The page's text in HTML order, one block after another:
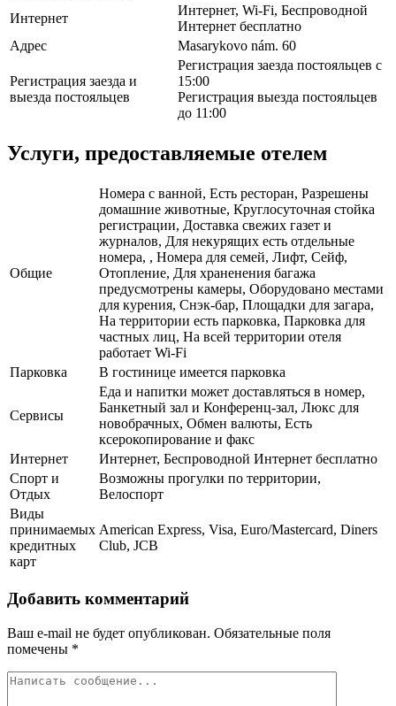
Интернет
Интернет, Wi-Fi, Беспроводной
Интернет бесплатно
Адрес
Masarykovo nám. 60
Регистрация заезда и
выезда постояльцев
Регистрация заезда постояльцев с
15:00
Регистрация выезда постояльцев
до 11:00
Услуги, предоставляемые отелем
Общие
Номера с ванной, Есть ресторан, Разрешены
домашние животные, Круглосуточная стойка
регистрации, Доставка свежих газет и
журналов, Для некурящих есть отдельные
номера, , Номера для семей, Лифт, Сейф,
Отопление, Для храненения багажа
предусмотрены камеры, Оборудовано местами
для курения, Снэк-бар, Площадки для загара,
На территории есть парковка, Парковка для
частных лиц, На всей территории отеля
работает Wi-Fi
Парковка
В гостинице имеется парковка
Сервисы
Еда и напитки может доставляться в номер,
Банкетный зал и Конференц-зал, Люкс для
новобрачных, Обмен валюты, Есть
ксерокопирование и факс
Интернет
Интернет, Беспроводной Интернет бесплатно
Спорт и
Отдых
Возможны прогулки по территории,
Велоспорт
Виды
принимаемых
кредитных
карт
American Express, Visa, Euro/Mastercard, Diners
Club, JCB
Добавить комментарий
Ваш e-mail не будет опубликован. Обязательные поля
помечены *